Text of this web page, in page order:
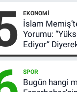
TL devretti
EKONOMI
İslam
Yorumu:
Ediyor”
SPOR
Bugün hangi